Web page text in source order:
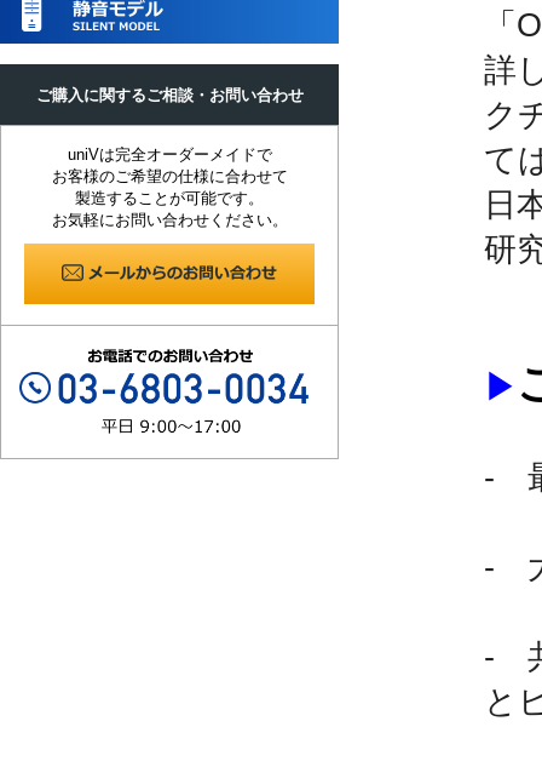
「
詳
ク
て
日
研
▶
-
-
-
と
ご購入に関するご相談・お問い合わせ
uniVは完全オーダーメイドで
お客様のご希望の仕様に合わせて
製造することが可能です。
お気軽にお問い合わせください。